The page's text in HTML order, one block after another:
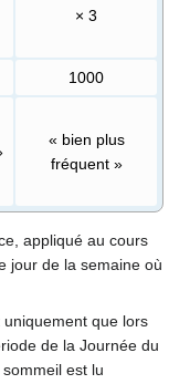
× 3
1000
« bien plus
fréquent »
appliqué au cours
jour de la semaine où
que lors
de la Journée du
est lu